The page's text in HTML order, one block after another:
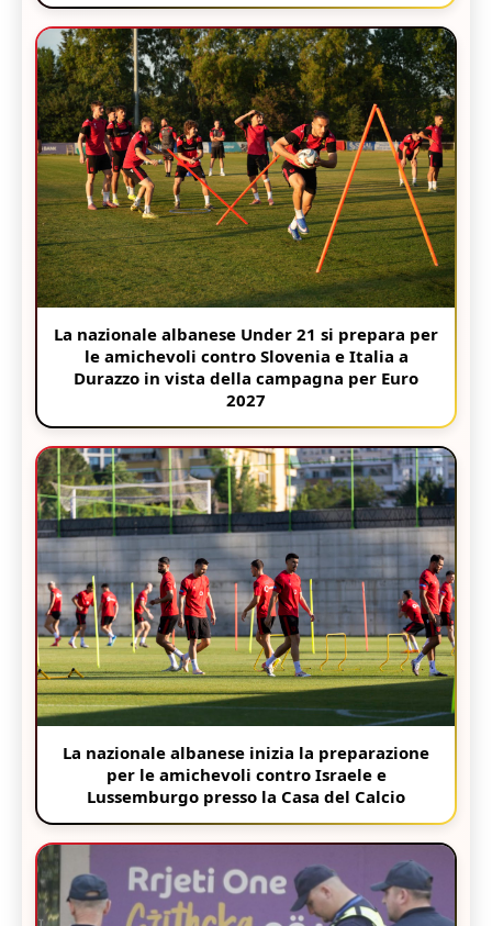
La nazionale albanese Under 21 si prepara per
le amichevoli contro Slovenia e Italia a
Durazzo in vista della campagna per Euro
2027
La nazionale albanese inizia la preparazione
per le amichevoli contro Israele e
Lussemburgo presso la Casa del Calcio